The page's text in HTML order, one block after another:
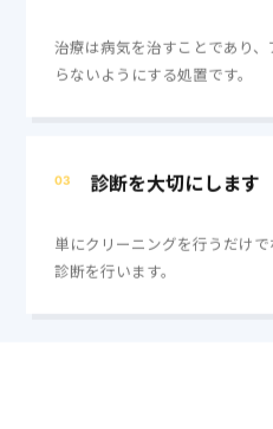
治療は病気を治すことであり
らないようにする処置です。
03 診断を大切にします
単にクリーニングを行うだけ
診断を行います。